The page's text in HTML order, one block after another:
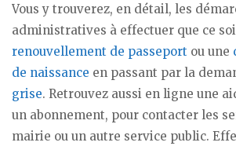
Vous y trouverez, en détail, les
administratives à effectuer que ce
renouvellement de passeport ou une
de naissance en passant par la
grise. Retrouvez aussi en ligne une
un abonnement, pour contacter les
mairie ou un autre service public.